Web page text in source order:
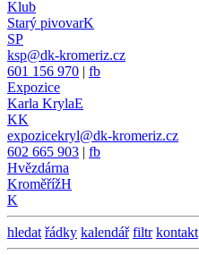
Klub
Starý pivovarK
SP
ksp@dk-kromeriz.cz
601 156 970 | fb
Expozice
Karla KrylaE
KK
expozicekryl@dk-kromeriz.cz
602 665 903 | fb
Hvězdárna
KroměřížH
K
hledat řádky kalendář filtr kontakt